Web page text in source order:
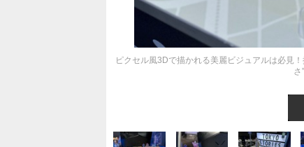
ピクセル風3Dで描かれる美麗ビジュアルは必見
さ